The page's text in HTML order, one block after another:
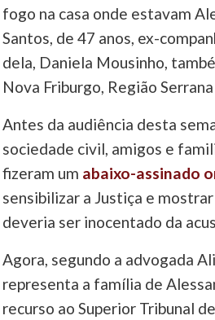
fogo na casa onde estavam
Santos, de 47 anos, ex-
dela, Daniela Mousinho,
Nova Friburgo, Região
Antes da audiência desta
sociedade civil, amigos e
fizeram um abaixo-assinado
sensibilizar a Justiça e
deveria ser inocentado da
Agora, segundo a advogada
representa a família de
recurso ao Superior Tribunal